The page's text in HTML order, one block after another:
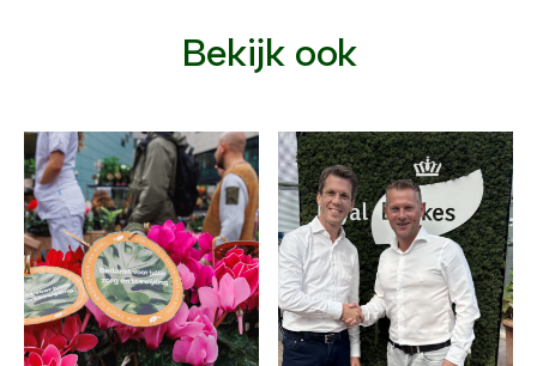
Bekijk ook